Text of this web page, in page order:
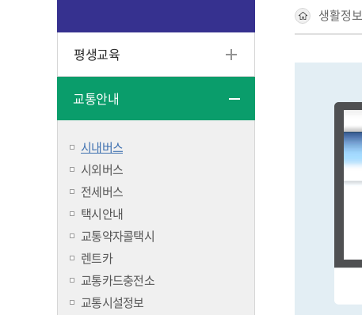
평생교육
교통안내
시내버스
시외버스
전세버스
택시안내
교통약자콜택시
렌트카
교통카드충전소
교통시설정보
생활정보